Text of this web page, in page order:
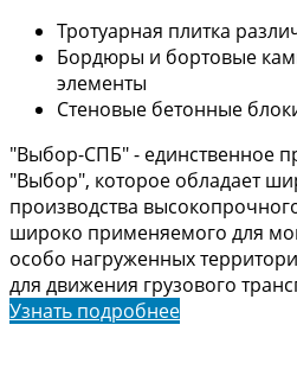
Тротуарная плитка
Бордюры и бортовые
элементы
Стеновые бетонные
"Выбор-СПБ" - единственное
"Выбор", которое обладает
производства
широко применяемого для
особо нагруженных
для движения грузового
Узнать подробнее